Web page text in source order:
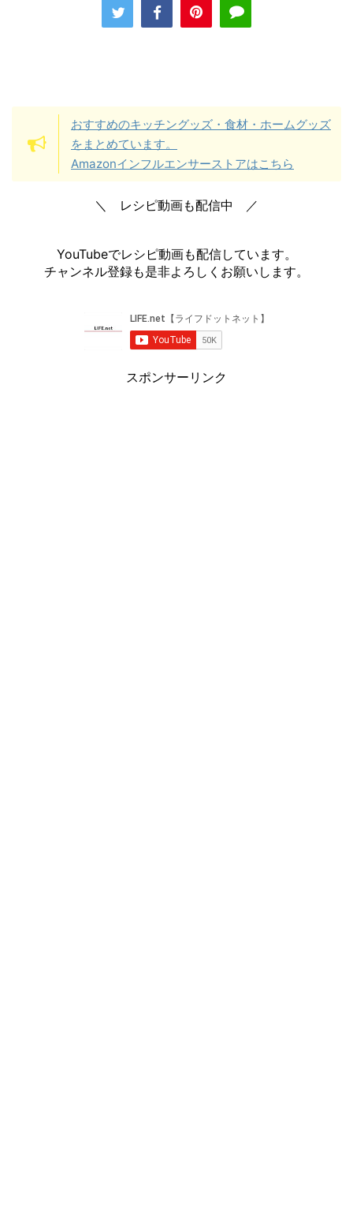
おすすめのキッチングッズ・食材・ホームグッズ
をまとめています。
Amazonインフルエンサーストアはこちら
＼ レシピ動画も配信中 ／
YouTubeでレシピ動画も配信しています。
チャンネル登録も是非よろしくお願いします。
スポンサーリンク